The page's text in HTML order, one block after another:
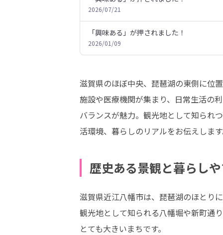
2026/07/21
「興味ある」が押されました！
2026/01/09
滋賀県のほぼ中央、琵琶湖の東側に位
施設や医療機関が集まり、日常生活の
バランスが魅力。観光地として知られ
活環境、暮らしのリアルをお伝えしま
歴史ある景観と暮らし
滋賀県近江八幡市は、琵琶湖のほとり
観光地として知られる八幡堀や新町通
とても大きいまちです。